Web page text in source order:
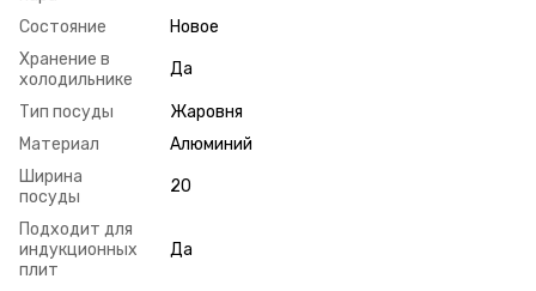
Состояние
Новое
Хранение в
холодильнике
Да
Тип посуды
Жаровня
Материал
Алюминий
Ширина
посуды
20
Подходит для
индукционных
плит
Да